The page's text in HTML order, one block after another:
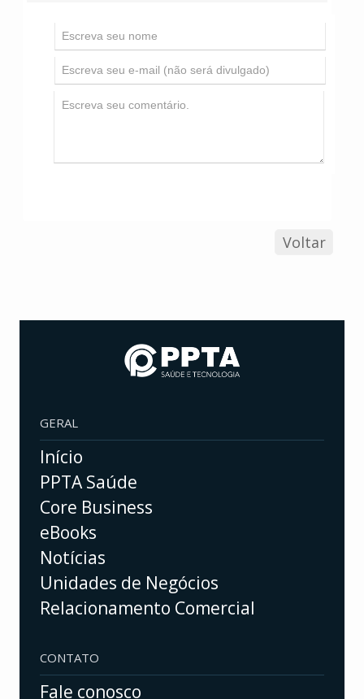
Voltar
GERAL
Início
PPTA Saúde
Core Business
eBooks
Notícias
Unidades de Negócios
Relacionamento Comercial
CONTATO
Fale conosco